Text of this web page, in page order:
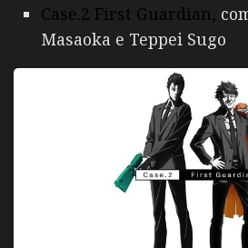
Case.2 First Guardian,
Masaoka e Teppei Sugo